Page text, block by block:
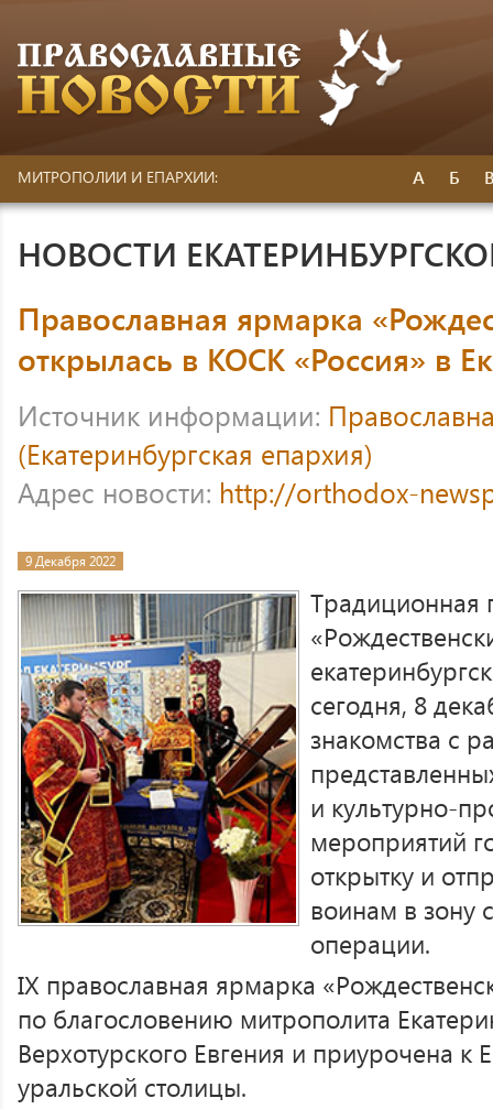
МИТРОПОЛИИ И ЕПАРХИИ: А Б
НОВОСТИ
Православная ярмарка
открылась в КОСК «Россия» в
Источник информации:
(Екатеринбургская епархия)
Адрес новости: http://orthodox-
9 Декабря 2022
Традиционная
сегодня, 8
знакомства с
и культурно-
мероприятий
открытку и
воинам в зону
операции.
IX православная ярмарка
по благословению митрополита
Верхотурского Евгения и приурочена к
уральской столицы.